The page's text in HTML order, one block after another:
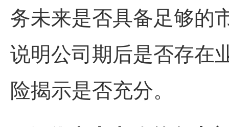
务未来是否具备足够的
说明公司期后是否存在
险揭示是否充分。